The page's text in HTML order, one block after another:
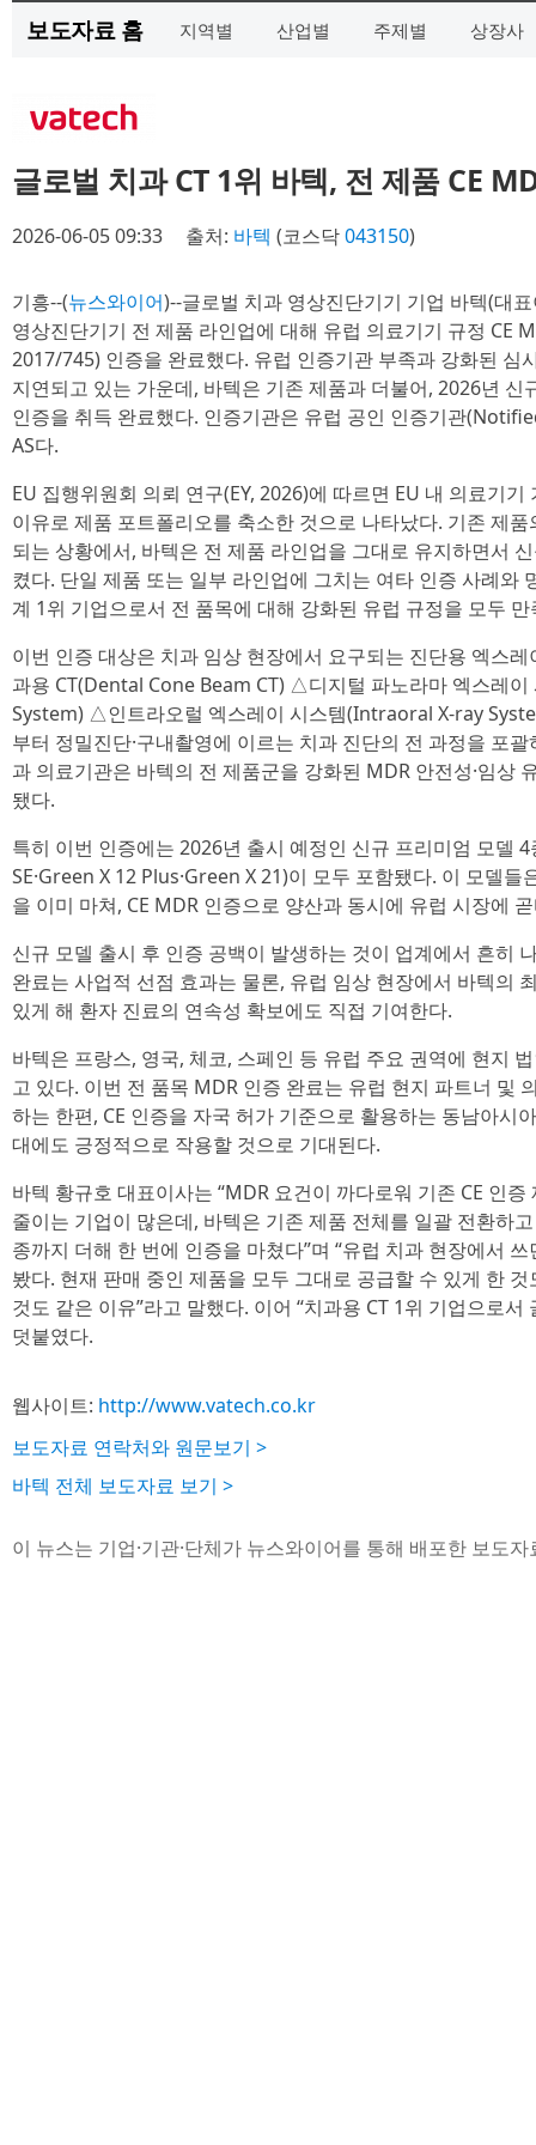
보도자료 홈 지역별 산업별 주제별 상장사
글로벌 치과 CT 1위 바텍, 전 제품 CE
2026-06-05 09:33 출처: 바텍 (코스닥043150)
기흥--(뉴스와이어)--글로벌 치과 영상진단기기 기업 바텍(대
영상진단기기 전 제품 라인업에 대해 유럽 의료기기 규정 CE
2017/745) 인증을 완료했다. 유럽 인증기관 부족과 강화된 심
지연되고 있는 가운데, 바텍은 기존 제품과 더불어, 2026년
인증을 취득 완료했다. 인증기관은 유럽 공인 인증기관
AS다.
EU 집행위원회 의뢰 연구(EY, 2026)에 따르면 EU 내 의료기
이유로 제품 포트폴리오를 축소한 것으로 나타났다. 기존 제
되는 상황에서, 바텍은 전 제품 라인업을 그대로 유지하면서
켰다. 단일 제품 또는 일부 라인업에 그치는 여타 인증 사례와
계 1위 기업으로서 전 품목에 대해 강화된 유럽 규정을 모두
이번 인증 대상은 치과 임상 현장에서 요구되는 진단용 엑스
과용 CT(Dental Cone Beam CT) △디지털 파노라마 엑스레
System) △인트라오럴 엑스레이 시스템(Intraoral X-ray
부터 정밀진단·구내촬영에 이르는 치과 진단의 전 과정을 포
과 의료기관은 바텍의 전 제품군을 강화된 MDR 안전성·임상
됐다.
특히 이번 인증에는 2026년 출시 예정인 신규 프리미엄 모델
SE·Green X 12 Plus·Green X 21)이 모두 포함됐다. 이 모델
을 이미 마쳐, CE MDR 인증으로 양산과 동시에 유럽 시장에
신규 모델 출시 후 인증 공백이 발생하는 것이 업계에서 흔히
완료는 사업적 선점 효과는 물론, 유럽 임상 현장에서 바텍의
있게 해 환자 진료의 연속성 확보에도 직접 기여한다.
바텍은 프랑스, 영국, 체코, 스페인 등 유럽 주요 권역에 현지
고 있다. 이번 전 품목 MDR 인증 완료는 유럽 현지 파트너 및
하는 한편, CE 인증을 자국 허가 기준으로 활용하는 동남아시
대에도 긍정적으로 작용할 것으로 기대된다.
바텍 황규호 대표이사는 “MDR 요건이 까다로워 기존 CE 인
줄이는 기업이 많은데, 바텍은 기존 제품 전체를 일괄 전환하
종까지 더해 한 번에 인증을 마쳤다”며 “유럽 치과 현장에서
봤다. 현재 판매 중인 제품을 모두 그대로 공급할 수 있게 한
것도 같은 이유”라고 말했다. 이어 “치과용 CT 1위 기업으로
덧붙였다.
웹사이트: http://www.vatech.co.kr
보도자료 연락처와 원문보기 >
바텍 전체 보도자료 보기 >
이 뉴스는 기업·기관·단체가 뉴스와이어를 통해 배포한 보도